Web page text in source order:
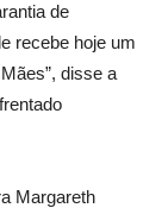
de
recebe hoje um
disse a
Margareth